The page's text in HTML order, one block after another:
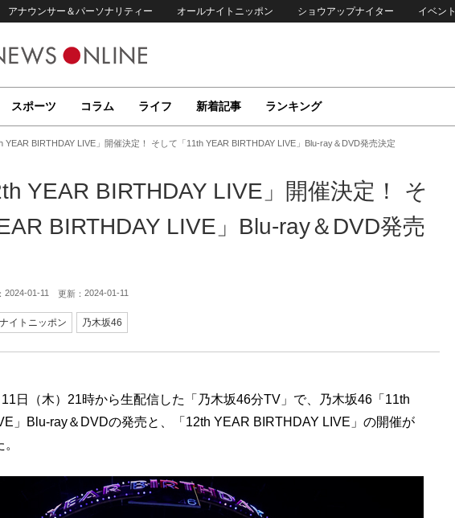
アナウンサー＆パーソナリティー オールナイトニッポン ショウアップナイター イベント
スポーツ コラム ライフ 新着記事 ランキング
YEAR BIRTHDAY LIVE」開催決定！ そして「11th YEAR BIRTHDAY LIVE」Blu-ray＆DVD発売決定
YEAR BIRTHDAY LIVE」開催決定！ そ
BIRTHDAY LIVE」Blu-ray＆DVD発売
2024-01-11 更新： 2024-01-11
イトニッポン 乃木坂46
日（木）21時から生配信した「乃木坂46分TV」で、乃木坂46「11th
」Blu-ray＆DVDの発売と、「12th YEAR BIRTHDAY LIVE」の開催が